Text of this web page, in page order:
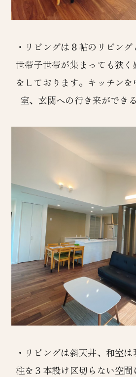
・リビングは８帖のリビン
世帯子世帯が集まっても狭
をしております。キッチン
室、玄関への行き来ができ
・リビングは斜天井、和室
柱を３本設け区切らない空間